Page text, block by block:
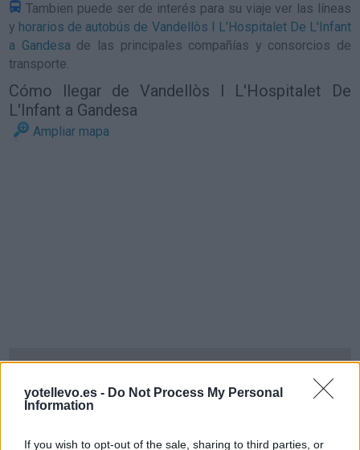
yotellevo.es - Do Not Process My Personal
Information
If you wish to opt-out of the sale, sharing to third parties, or
Tambien puede ser de interés para su viaje ver las líneas
y horarios de autobús de Vandellòs I L'Hospitalet De L'Infant
a Gandesa de las principales compañías y consorcios de
transporte.
Cómo llegar de Vandellòs I L'Hospitalet De
L'Infant a Gandesa
Ampliar mapa